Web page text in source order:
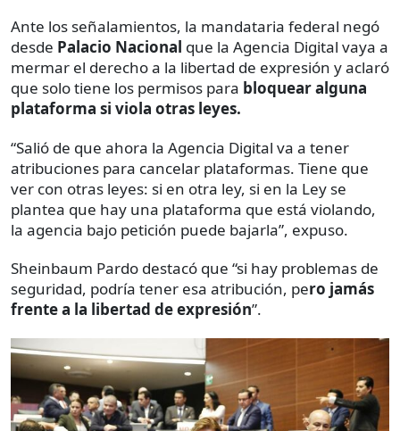
Ante los señalamientos, la mandataria federal negó
desde Palacio Nacional que la Agencia Digital vaya a
mermar el derecho a la libertad de expresión y aclaró
que solo tiene los permisos para bloquear alguna
plataforma si viola otras leyes.
“Salió de que ahora la Agencia Digital va a tener
atribuciones para cancelar plataformas. Tiene que
ver con otras leyes: si en otra ley, si en la Ley se
plantea que hay una plataforma que está violando,
la agencia bajo petición puede bajarla”, expuso.
Sheinbaum Pardo destacó que “si hay problemas de
seguridad, podría tener esa atribución, pero jamás
frente a la libertad de expresión”.